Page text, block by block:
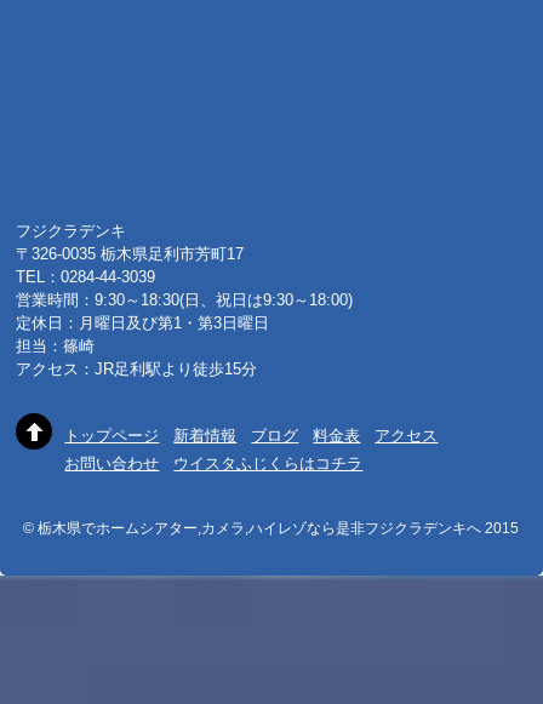
フジクラデンキ
〒326-0035 栃木県足利市芳町17
TEL：0284-44-3039
営業時間：9:30～18:30(日、祝日は9:30～18:00)
定休日：月曜日及び第1・第3日曜日
担当：篠崎
アクセス：JR足利駅より徒歩15分
トップページ 新着情報 ブログ 料金表
アクセス
お問い合わせ
ウイスタふじくらはコチラ
© 栃木県でホームシアター,カメラ,ハイレゾなら是非フジクラデンキへ 2015